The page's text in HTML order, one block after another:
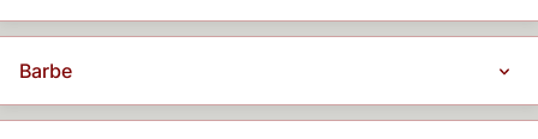
Barbe